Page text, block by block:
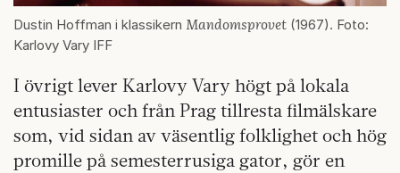
Dustin Hoffman i klassikern Mandomsprovet (1967). Foto:
Karlovy Vary IFF
I övrigt lever Karlovy Vary högt på lokala
entusiaster och från Prag tillresta filmälskare
som, vid sidan av väsentlig folklighet och hög
promille på semesterrusiga gator, gör en